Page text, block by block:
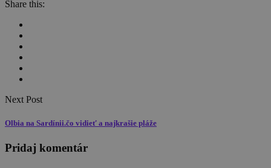
Share this:
Next Post
Olbia na Sardínii.čo vidieť a najkrašie pláže
Pridaj komentár